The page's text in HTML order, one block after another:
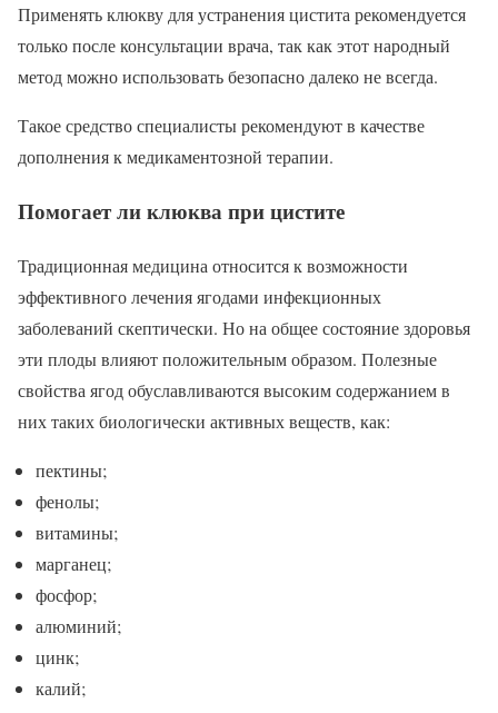
Применять клюкву для устранения цистита рекомендуется
только после консультации врача, так как этот народный
метод можно использовать безопасно далеко не всегда.
Такое средство специалисты рекомендуют в качестве
дополнения к медикаментозной терапии.
Помогает ли клюква при цистите
Традиционная медицина относится к возможности
эффективного лечения ягодами инфекционных
заболеваний скептически. Но на общее состояние здоровья
эти плоды влияют положительным образом. Полезные
свойства ягод обуславливаются высоким содержанием в
них таких биологически активных веществ, как:
пектины;
фенолы;
витамины;
марганец;
фосфор;
алюминий;
цинк;
калий;